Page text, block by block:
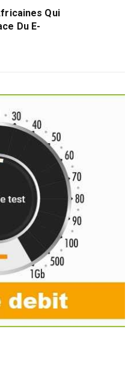
Qui
Du E-